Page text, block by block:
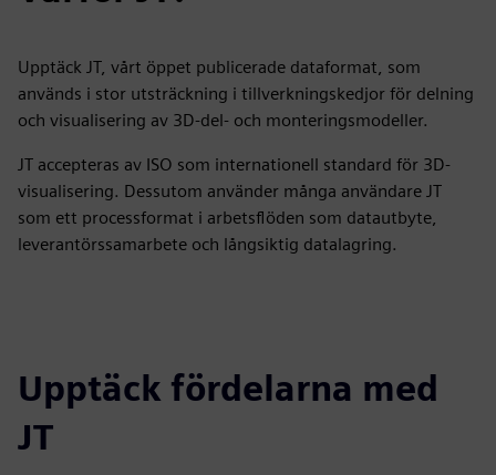
Upptäck JT, vårt öppet publicerade dataformat, som
används i stor utsträckning i tillverkningskedjor för delning
och visualisering av 3D-del- och monteringsmodeller.
JT accepteras av ISO som internationell standard för 3D-
visualisering. Dessutom använder många användare JT
som ett processformat i arbetsflöden som datautbyte,
leverantörssamarbete och långsiktig datalagring.
Upptäck fördelarna med
JT